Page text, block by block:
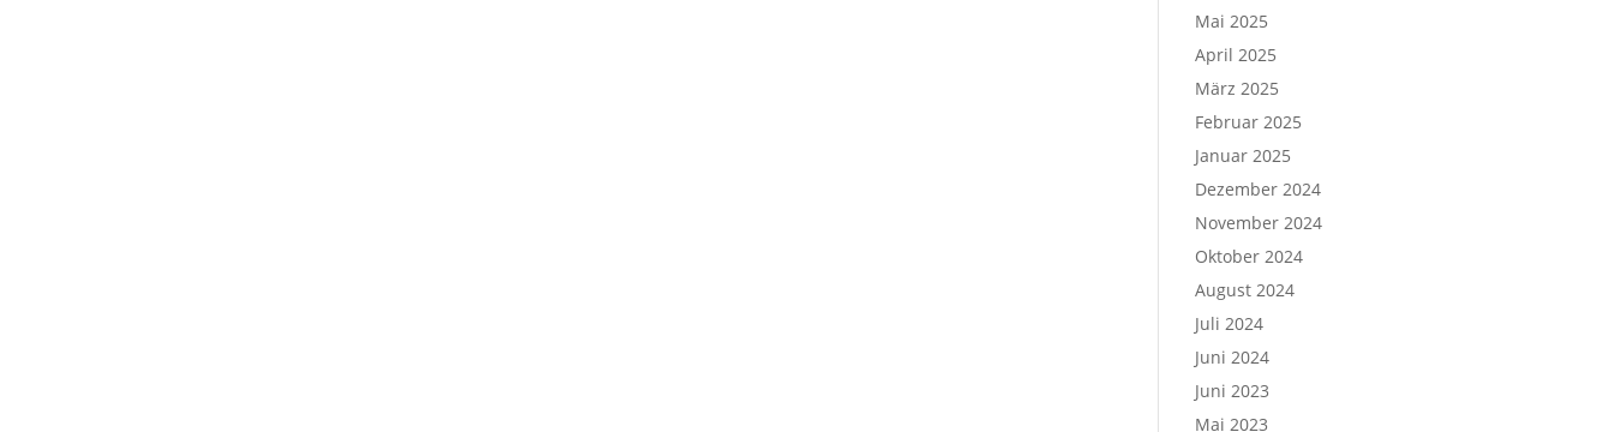
Mai 2025
April 2025
März 2025
Februar 2025
Januar 2025
Dezember 2024
November 2024
Oktober 2024
August 2024
Juli 2024
Juni 2024
Juni 2023
Mai 2023